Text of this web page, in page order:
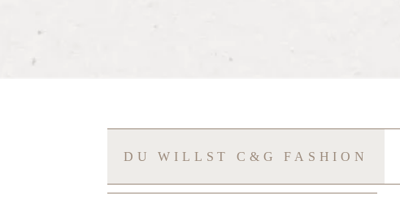
DU WILLST C&G FASHION